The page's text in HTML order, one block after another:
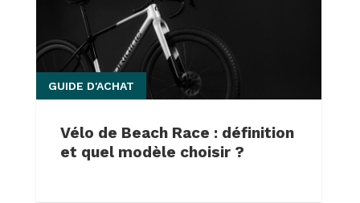
Vélo de Beach Race : définition
et quel modèle choisir ?
GUIDE D'ACHAT